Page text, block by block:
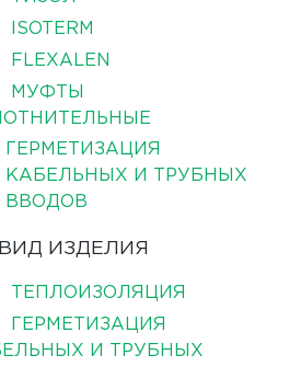
ISOTERM
FLEXALEN
МУФТЫ
ГЕРМЕТИЗАЦИЯ
КАБЕЛЬНЫХ И ТРУБНЫХ
ВВОДОВ
ВИД ИЗДЕЛИЯ
ТЕПЛОИЗОЛЯЦИЯ
ГЕРМЕТИЗАЦИЯ
И ТРУБНЫХ